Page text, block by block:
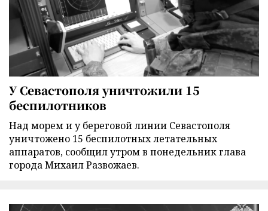
У Севастополя уничтожили 15
беспилотников
Над морем и у береговой линии Севастополя
уничтожено 15 беспилотных летательных
аппаратов, сообщил утром в понедельник глава
города Михаил Развожаев.